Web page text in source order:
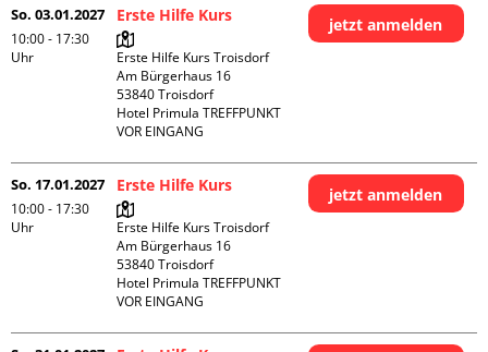
So. 03.01.2027
10:00 - 17:30
Uhr
Erste Hilfe Kurs
Erste Hilfe Kurs Troisdorf
Am Bürgerhaus 16
53840 Troisdorf
Hotel Primula TREFFPUNKT
VOR EINGANG
jetzt anmelden
So. 17.01.2027
10:00 - 17:30
Uhr
Erste Hilfe Kurs
Erste Hilfe Kurs Troisdorf
Am Bürgerhaus 16
53840 Troisdorf
Hotel Primula TREFFPUNKT
VOR EINGANG
jetzt anmelden